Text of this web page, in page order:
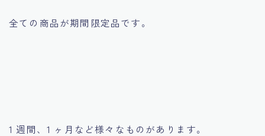
全ての商品が期間限定品です。
1 週間、1 ヶ月など様々なものがあります。